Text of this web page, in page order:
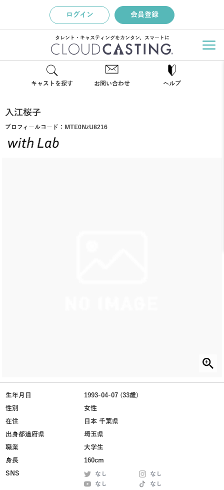
ログイン 会員登録
タレント・キャスティングをカンタン、スマートに
キャストを探す お問い合わせ ヘルプ
入江桜子
プロフィールコード： MTE0NzU8216
生年月日
1993-04-07 (33歳)
性別
女性
在住
日本 千葉県
出身都道府県
埼玉県
職業
大学生
身長
160cm
SNS
なし
なし
なし
なし